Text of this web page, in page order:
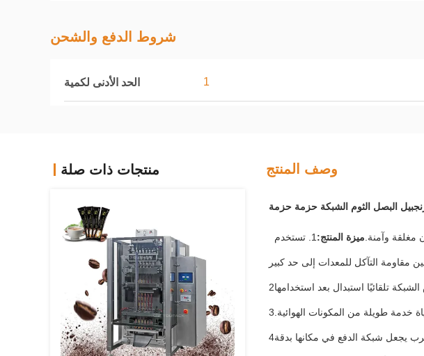
شروط الدفع والشحن
الحد الأدنى لكمية 1
منتجات ذات صلة وصف المنتج
البصل الثوم الشبكة حزمة حزمة
مغلقة وآمنة. ميزة المنتج:
مقاومة التآكل للمعدات إلى حد كبير.
2أنبوب يستخدم يمكن أن يجعل كيس الشبكة تلقائيًا استبدال بعد استخدامها.
3.تبني أداء مستقر، حياة خدمة طويلة من المكونات الهوائية AirTAC.
4مزيج من إثنين من أدوات تحديد المواقع ومفاتيح القرب يجعل شبكة الدفع في مكانها بدقة